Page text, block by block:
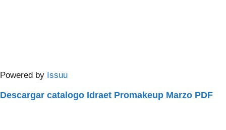
Powered by Issuu
Descargar catalogo Idraet Promakeup Marzo PDF